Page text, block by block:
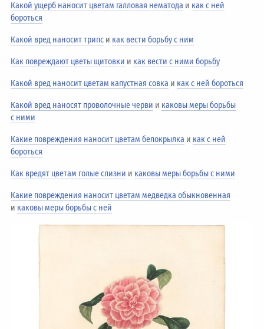
Какой ущерб наносит цветам галловая нематода и как с ней
бороться
Какой вред наносит трипс и как вести борьбу с ним
Как повреждают цветы щитовки и как вести с ними борьбу
Какой вред наносит цветам капустная совка и как с ней бороться
Какой вред наносят проволочные черви и каковы меры борьбы
с ними
Какие повреждения наносит цветам белокрылка и как с ней
бороться
Как вредят цветам голые слизни и каковы меры борьбы с ними
Какие повреждения наносит цветам медведка обыкновенная
и каковы меры борьбы с ней